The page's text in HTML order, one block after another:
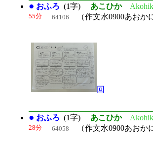
● おふろ (1字) あこひか
55分 64106 （作文水0900あおか
回
● おふろ (1字) あこひか
28分 64058 （作文水0900あおか